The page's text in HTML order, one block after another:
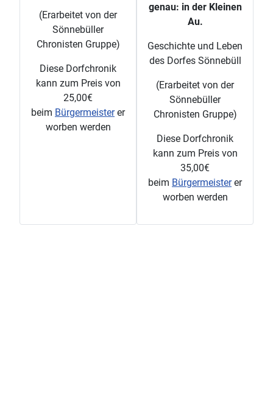
(Erarbeitet von der
Sönnebüller
Chronisten Gruppe)
Diese Dorfchronik
kann zum Preis von
25,00€
beim Bürgermeisterer
worben werden
genau: in der Kleinen
Au.
Geschichte und Leben
des Dorfes Sönnebüll
(Erarbeitet von der
Sönnebüller
Chronisten Gruppe)
Diese Dorfchronik
kann zum Preis von
35,00€
beim Bürgermeisterer
worben werden